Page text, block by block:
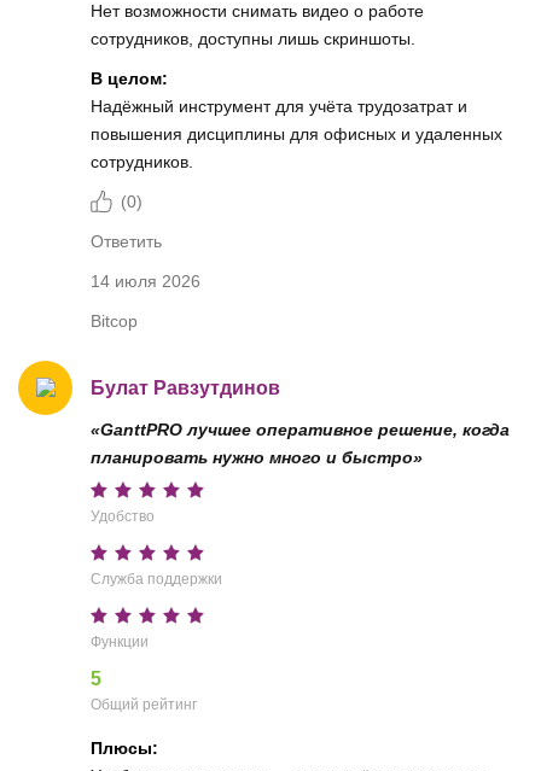
Нет возможности снимать видео о работе
сотрудников, доступны лишь скриншоты.
В целом:
Надёжный инструмент для учёта трудозатрат и
повышения дисциплины для офисных и удаленных
сотрудников.
(0)
Ответить
14 июля 2026
Bitcop
Булат Равзутдинов
«GanttPRO лучшее оперативное решение, когда
планировать нужно много и быстро»
Удобство
Служба поддержки
Функции
5
Общий рейтинг
Плюсы: